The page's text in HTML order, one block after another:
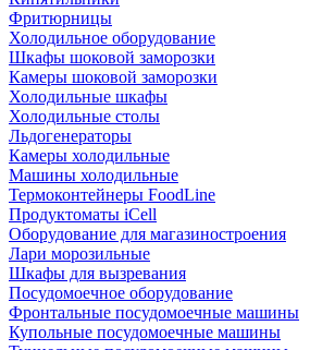
Фритюрницы
Холодильное оборудование
Шкафы шоковой заморозки
Камеры шоковой заморозки
Холодильные шкафы
Холодильные столы
Льдогенераторы
Камеры холодильные
Машины холодильные
Термоконтейнеры FoodLine
Продуктоматы iCell
Оборудование для магазиностроения
Лари морозильные
Шкафы для вызревания
Посудомоечное оборудование
Фронтальные посудомоечные машины
Купольные посудомоечные машины